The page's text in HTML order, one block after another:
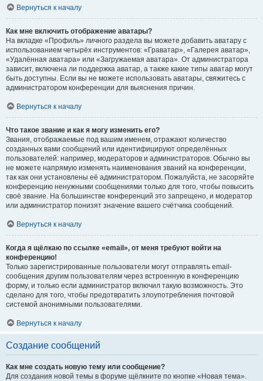
Вернуться к началу
Как мне включить отображение аватары?
На вкладке «Профиль» личного раздела вы можете добавить аватару с
использованием четырёх инструментов: «Граватар», «Галерея аватар»,
«Удалённая аватара» или «Загружаемая аватара». От администратора
зависит, включена ли поддержка аватар, а также какие типы аватар могут
быть доступны. Если вы не можете использовать аватары, свяжитесь с
администратором конференции для выяснения причин.
Вернуться к началу
Что такое звание и как я могу изменить его?
Звания, отображаемые под вашим именем, отражают количество
созданных вами сообщений или идентифицируют определённых
пользователей: например, модераторов и администраторов. Обычно вы
не можете напрямую изменять наименования званий на конференции,
так как они установлены её администратором. Пожалуйста, не засоряйте
конференцию ненужными сообщениями только для того, чтобы повысить
своё звание. На большинстве конференций это запрещено, и модератор
или администратор понизят значение вашего счётчика сообщений.
Вернуться к началу
Когда я щёлкаю по ссылке «email», от меня требуют войти на
конференцию!
Только зарегистрированные пользователи могут отправлять email-
сообщения другим пользователям через встроенную в конференцию
форму, и только если администратор включил такую возможность. Это
сделано для того, чтобы предотвратить злоупотребления почтовой
системой анонимными пользователями.
Вернуться к началу
Создание сообщений
Как мне создать новую тему или сообщение?
Для создания новой темы в форуме щёлкните по кнопке «Новая тема».